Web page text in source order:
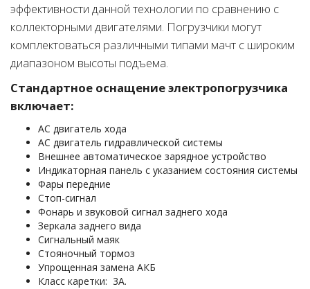
эффективности данной технологии по сравнению с
коллекторными двигателями. Погрузчики могут
комплектоваться различными типами мачт с широким
диапазоном высоты подъема.
Стандартное оснащение электропогрузчика
включает:
АС двигатель хода
АС двигатель гидравлической системы
Внешнее автоматическое зарядное устройство
Индикаторная панель с указанием состояния системы
Фары передние
Стоп-сигнал
Фонарь и звуковой сигнал заднего хода
Зеркала заднего вида
Сигнальный маяк
Стояночный тормоз
Упрощенная замена АКБ
Класс каретки: 3А.